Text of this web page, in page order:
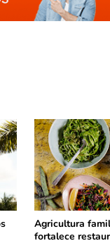
Agricultura
fortalece